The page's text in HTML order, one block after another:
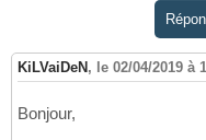
KiLVaiDeN , le 02/04/2019 à
Bonjour,